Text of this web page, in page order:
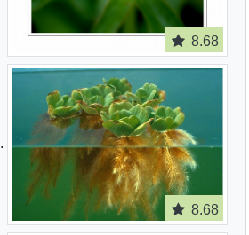
8.68
8.68